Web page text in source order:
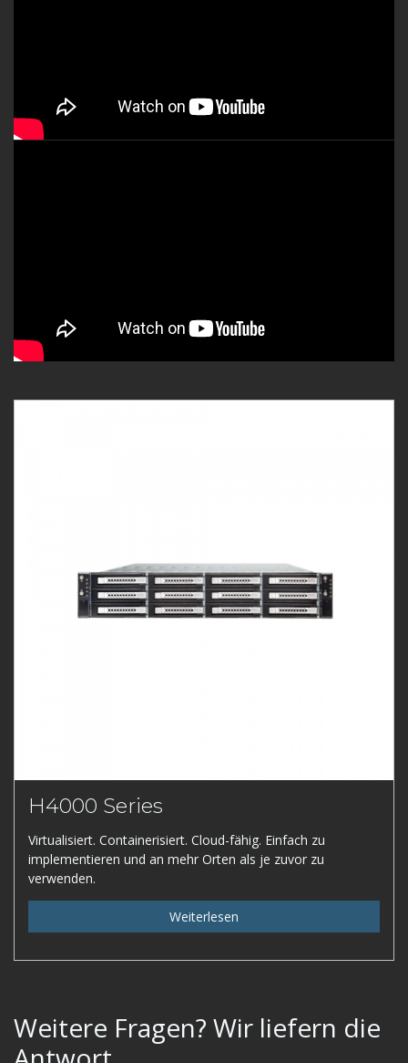
H4000 Series
Virtualisiert. Containerisiert. Cloud-fähig. Einfach zu
implementieren und an mehr Orten als je zuvor zu
verwenden.
Weiterlesen
Weitere Fragen? Wir liefern die